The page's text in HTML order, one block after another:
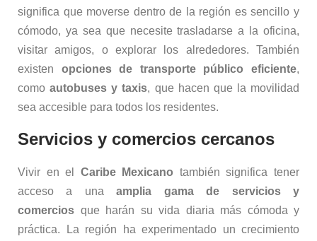
significa que moverse dentro de la región es sencillo y
cómodo, ya sea que necesite trasladarse a la oficina,
visitar amigos, o explorar los alrededores. También
existen opciones de transporte público eficiente,
comoautobuses y taxis, que hacen que la movilidad
sea accesible para todos los residentes.
Servicios y comercios cercanos
Vivir en el Caribe Mexicano también significa tener
acceso a unaamplia gama de servicios y
comercios que harán su vida diaria más cómoda y
práctica. La región ha experimentado un crecimiento